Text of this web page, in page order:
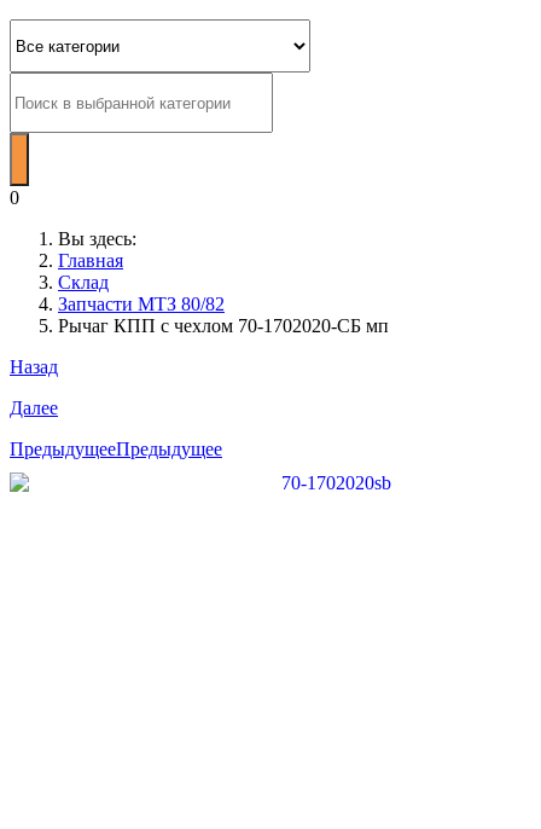
0
Вы здесь:
Главная
Склад
Запчасти МТЗ 80/82
Рычаг КПП с чехлом 70-1702020-СБ мп
Назад
Далее
ПредыдущееПредыдущее